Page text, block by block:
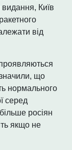
видання, Київ
від
що
нормального
серед
росіян
якщо не